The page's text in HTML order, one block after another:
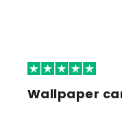
Wallpaper